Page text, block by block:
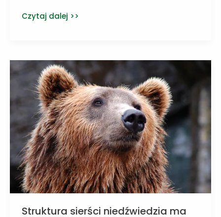
Naukowcy
ziemi
Czytaj dalej >>
Struktura sierści niedźwiedzia ma